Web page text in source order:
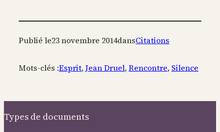
Publié le23 novembre 2014dansCitations
Mots-clés :Esprit, Jean Druel, Rencontre, Silence
Types de documents